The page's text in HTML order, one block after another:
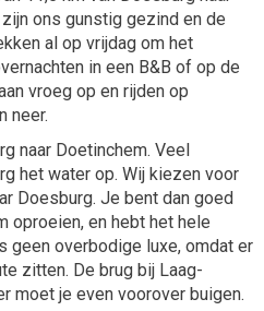
ons gunstig gezind en de
al op vrijdag om het
in een B&B of op de
vroeg op en rijden op
neer.
naar Doetinchem. Veel
het water op. Wij kiezen voor
Doesburg. Je bent dan goed
oproeien, en hebt het hele
geen overbodige luxe, omdat er
zitten. De brug bij Laag-
moet je even voorover buigen.